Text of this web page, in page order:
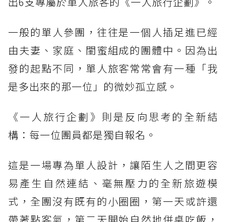
一般的單人參團，往往是一個人插足進已經
由夫妻、家庭、閨蜜組成的團體中。因為出
發的起點不同，單人旅客常常會有一種「我
是多出來的那一位」的微妙孤立感。
《一人旅行企劃》則是反向思考的全新結
構：每一位團員都是獨自報名。
這是一場專為單人設計，讓陌生人之間更容
易產生自然連結、毫無壓力的全新旅遊模
式，全團沒有既有的小圈圈，第一天或許還
帶著點客氣，第二天開始自然地併桌吃飯，